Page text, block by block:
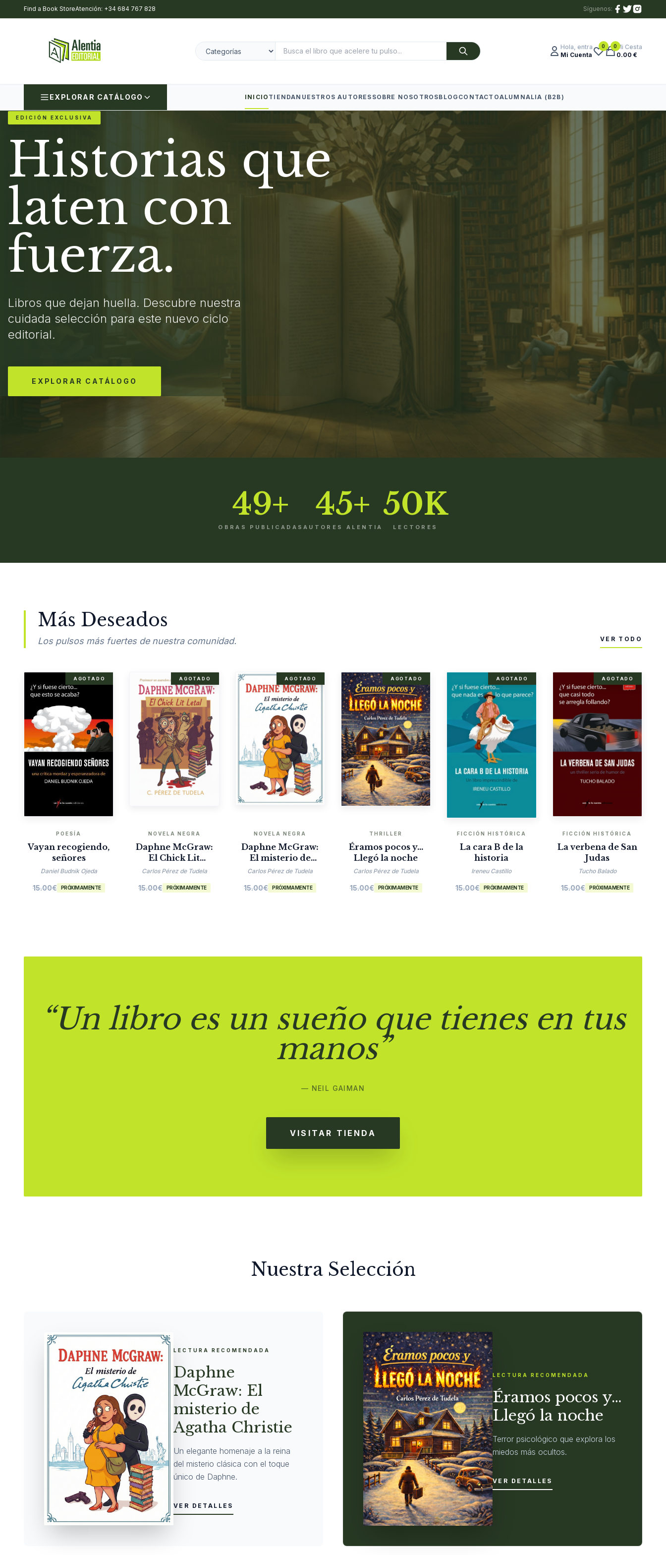
Find a Book StoreAtención: +34 684 767 828 Síguenos:
Hola, entra
Mi Cuenta
0 0Mi Cesta
0.00 €
EXPLORAR CATÁLOGO INICIO TIENDANUESTROS AUTORES SOBRE NOSOTROSBLOG CONTACTOALUMNALIA (B2B)
EDICIÓN EXCLUSIVA
Historias que
laten con
fuerza.
Libros que dejan huella. Descubre nuestra
cuidada selección para este nuevo ciclo
editorial.
EXPLORAR CATÁLOGO
49+
OBRAS PUBLICADAS
45+
AUTORES ALENTIA
50K
LECTORES
Más Deseados
Los pulsos más fuertes de nuestra comunidad. VER TODO
AGOTADO
POESÍA
Vayan recogiendo,
señores
Daniel Budnik Ojeda
15.00€ PRÓXIMAMENTE
AGOTADO
NOVELA NEGRA
Daphne McGraw:
El Chick Lit
Mortal
Carlos Pérez de Tudela
15.00€ PRÓXIMAMENTE
AGOTADO
NOVELA NEGRA
Daphne McGraw:
El misterio de
Agatha Christie
Carlos Pérez de Tudela
15.00€ PRÓXIMAMENTE
AGOTADO
THRILLER
Éramos pocos y…
Llegó la noche
Carlos Pérez de Tudela
15.00€ PRÓXIMAMENTE
AGOTADO
FICCIÓN HISTÓRICA
La cara B de la
historia
Ireneu Castillo
15.00€ PRÓXIMAMENTE
AGOTADO
FICCIÓN HISTÓRICA
La verbena de San
Judas
Tucho Balado
15.00€ PRÓXIMAMENTE
“Un libro es un sueño que tienes en tus
manos”
— NEIL GAIMAN
VISITAR TIENDA
Nuestra Selección
LECTURA RECOMENDADA
Daphne
McGraw: El
misterio de
Agatha Christie
Un elegante homenaje a la reina
del misterio clásica con el toque
único de Daphne.
VER DETALLES
LECTURA RECOMENDADA
Éramos pocos y…
Llegó la noche
Terror psicológico que explora los
miedos más ocultos.
VER DETALLES